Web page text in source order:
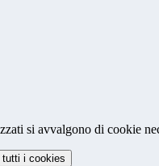
si avvalgono di cookie
i cookies